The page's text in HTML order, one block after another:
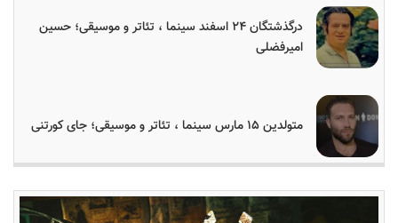
درگذشتگان ۲۴ اسفند سینما ، تئاتر و موسیقی؛ حسین
امیرفضلی
متولدین ۱۵ مارس سینما ، تئاتر و موسیقی؛ جای کورتنی